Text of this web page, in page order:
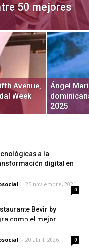
50 mejores
Avenue,
Week
Ángel
2025
a la
digital en
- 25 noviembre, 2021
0
Bevir by
como el mejor
- 20 abril, 2026 0